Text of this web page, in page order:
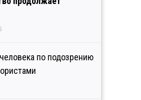
по подозрению